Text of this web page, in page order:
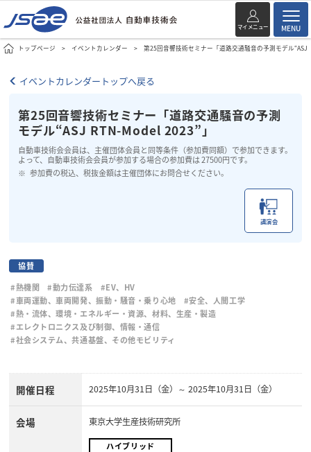
マイメニュー MENU
トップページ イベントカレンダー 第25回音響技術セミナー「道路交通騒音の予測モデル“ASJ
イベントカレンダートップへ戻る
第25回音響技術セミナー「道路交通騒音の予測
モデル“ASJ RTN-Model 2023”」
自動車技術会会員は、主催団体会員と同等条件（参加費同額）で参加できます。
よって、自動車技術会会員が参加する場合の参加費は 27500円です。
参加費の税込、税抜金額は主催団体にお問合せください。
講演会
協賛
#熱機関
#動力伝達系
#EV、HV
#車両運動、車両開発、振動・騒音・乗り心地
#安全、人間工学
#熱・流体、環境・エネルギー・資源、材料、生産・製造
#エレクトロニクス及び制御、情報・通信
#社会システム、共通基盤、その他モビリティ
開催日程 2025年10月31日（金）～ 2025年10月31日（金）
会場 東京大学生産技術研究所
ハイブリッド